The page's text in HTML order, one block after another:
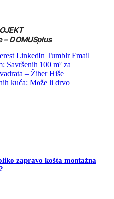
– DOMUSplus
LinkedIn Tumblr Email
Savršenih 100 m² za
– Žiher Hiše
kuća: Može li drvo
zapravo košta montažna